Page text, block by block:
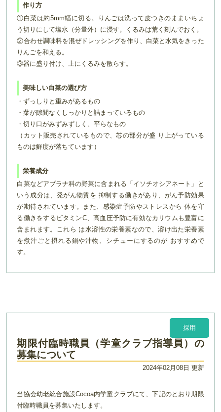
作り方
①白菜は約5mm幅に切る。りんごは洗って皮つきのままいちょ
う切りにして塩水（分量外）に浸す。くるみは荒く刻んでおく。
②合わせ調味料を混ぜドレッシングを作り、白菜と水気をきった
りんごを和える。
③器に盛り付け、上にくるみを散らす。
美味しい白菜の選び方
・ずっしりと重みがあるもの
・葉が隙間なくしっかりと詰まっているもの
・切り口がみずみずしく、平らなもの
（カット販売されているもので、芯の部分が盛 り上がっている
ものは鮮度が落ちています）
栄養成分
白菜などアブラナ科の野菜に含まれる「イソチオシアネート」と
いう成分は、発がん物質を 抑制する働きがあり、がん予防効果
が期待されています。また、感染症予防やストレスから 体を守
る働きをするビタミンC、高血圧予防に有効なカリウムも豊富に
含まれます。これら は水溶性の栄養素なので、溶け出た栄養素
を煮汁ごと摂れる鍋や汁物、シチューにするのが おすすめで
す。
採用
期限付臨時職員（学童クラブ指導員）の
募集について
2024年02月08日 更新
当協会幼老統合施設Cocoa内学童クラブにて、下記のとおり期限
付臨時職員を募集いたします。